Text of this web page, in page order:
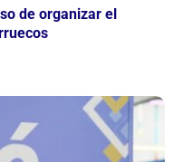
de organizar el